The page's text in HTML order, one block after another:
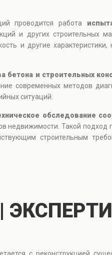
проводится работа
и других строительных
и другие характеристики,
бетона и строительных
современных методов
ситуаций.
обследование
недвижимости. Такой подход
строительным
|